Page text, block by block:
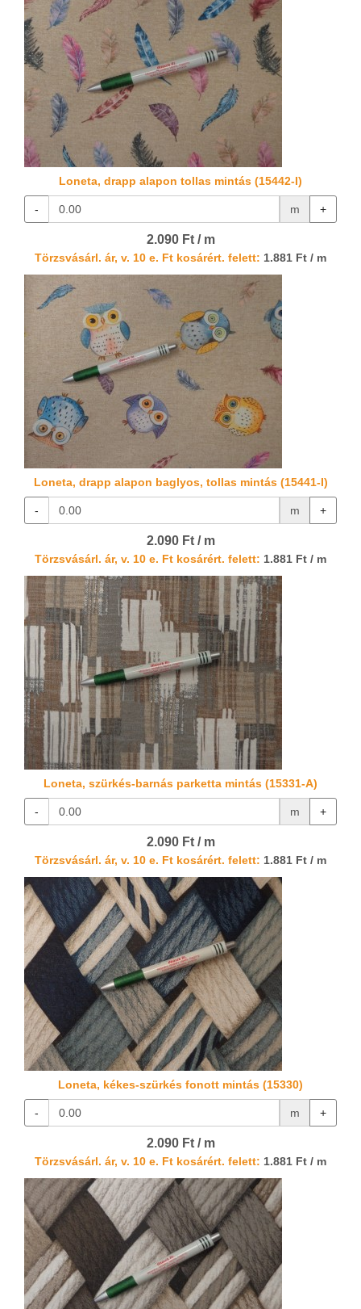
Loneta, drapp alapon tollas mintás (15442-I)
- m +
2.090 Ft / m
Törzsvásárl. ár, v. 10 e. Ft kosárért. felett: 1.881 Ft / m
Loneta, drapp alapon baglyos, tollas mintás (15441-I)
- m +
2.090 Ft / m
Törzsvásárl. ár, v. 10 e. Ft kosárért. felett: 1.881 Ft / m
Loneta, szürkés-barnás parketta mintás (15331-A)
- m +
2.090 Ft / m
Törzsvásárl. ár, v. 10 e. Ft kosárért. felett: 1.881 Ft / m
Loneta, kékes-szürkés fonott mintás (15330)
- m +
2.090 Ft / m
Törzsvásárl. ár, v. 10 e. Ft kosárért. felett: 1.881 Ft / m